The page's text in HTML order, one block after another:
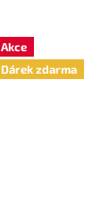
Akce
Dárek zdarma